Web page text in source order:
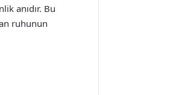
anıdır. Bu
ruhunun